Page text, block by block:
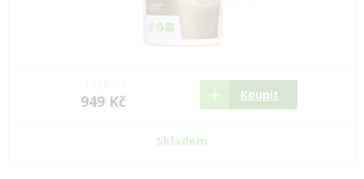
949 Kč Koupit
Skladem